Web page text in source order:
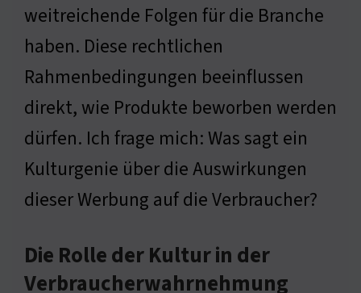
weitreichende Folgen für die Branche
haben. Diese rechtlichen
Rahmenbedingungen beeinflussen
direkt, wie Produkte beworben werden
dürfen. Ich frage mich: Was sagt ein
Kulturgenie über die Auswirkungen
dieser Werbung auf die Verbraucher?
Die Rolle der Kultur in der
Verbraucherwahrnehmung